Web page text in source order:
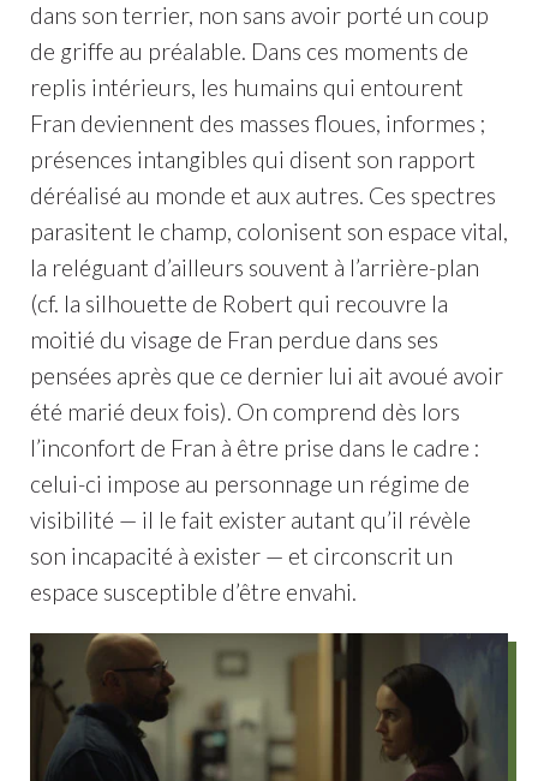
dans son terrier, non sans avoir porté un coup
de griffe au préalable. Dans ces moments de
replis intérieurs, les humains qui entourent
Fran deviennent des masses floues, informes ;
présences intangibles qui disent son rapport
déréalisé au monde et aux autres. Ces spectres
parasitent le champ, colonisent son espace vital,
la reléguant d’ailleurs souvent à l’arrière-plan
(cf. la silhouette de Robert qui recouvre la
moitié du visage de Fran perdue dans ses
pensées après que ce dernier lui ait avoué avoir
été marié deux fois). On comprend dès lors
l’inconfort de Fran à être prise dans le cadre :
celui-ci impose au personnage un régime de
visibilité — il le fait exister autant qu’il révèle
son incapacité à exister — et circonscrit un
espace susceptible d’être envahi.